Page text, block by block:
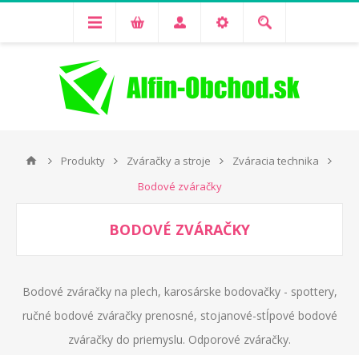
Produkty Zváračky a stroje
Zváracia technika
Bodové zváračky
BODOVÉ ZVÁRAČKY
Bodové zváračky na plech, karosárske bodovačky - spottery,
ručné bodové zváračky prenosné, stojanové-stĺpové bodové
zváračky do priemyslu. Odporové zváračky.